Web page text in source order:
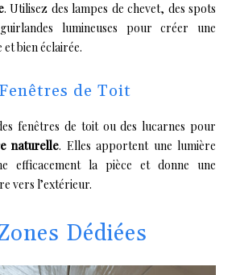
. Utilisez des lampes de chevet, des spots
lumineuses pour créer une
et bien éclairée.
de Toit
fenêtres de toit ou des lucarnes pour
naturelle. Elles apportent une lumière
efficacement la pièce et donne une
vers l’extérieur.
Dédiées